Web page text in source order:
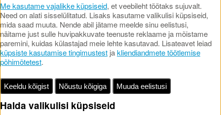
Me kasutame vajalikke küpsiseid, et veebileht töötaks sujuvalt.
Need on alati sisselülitatud. Lisaks kasutame valikulisi küpsiseid,
mida saad muuta. Nende abil jätame meelde sinu eelistusi,
näitame just sulle huvipakkuvate teenuste reklaame ja mõistame
paremini, kuidas külastajad meie lehte kasutavad. Lisateavet leiad
küpsiste kasutamise tingimustest jakliendiandmete töötlemise
põhimõtetest.
Keeldu kõigist Nõustu kõigiga Muuda eelistusi
Halda valikulisi küpsiseid